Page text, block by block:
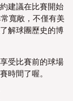
建議在比賽開始
寬敞，不僅有美
解球團歷史的博
受比賽前的球場
時間了喔。